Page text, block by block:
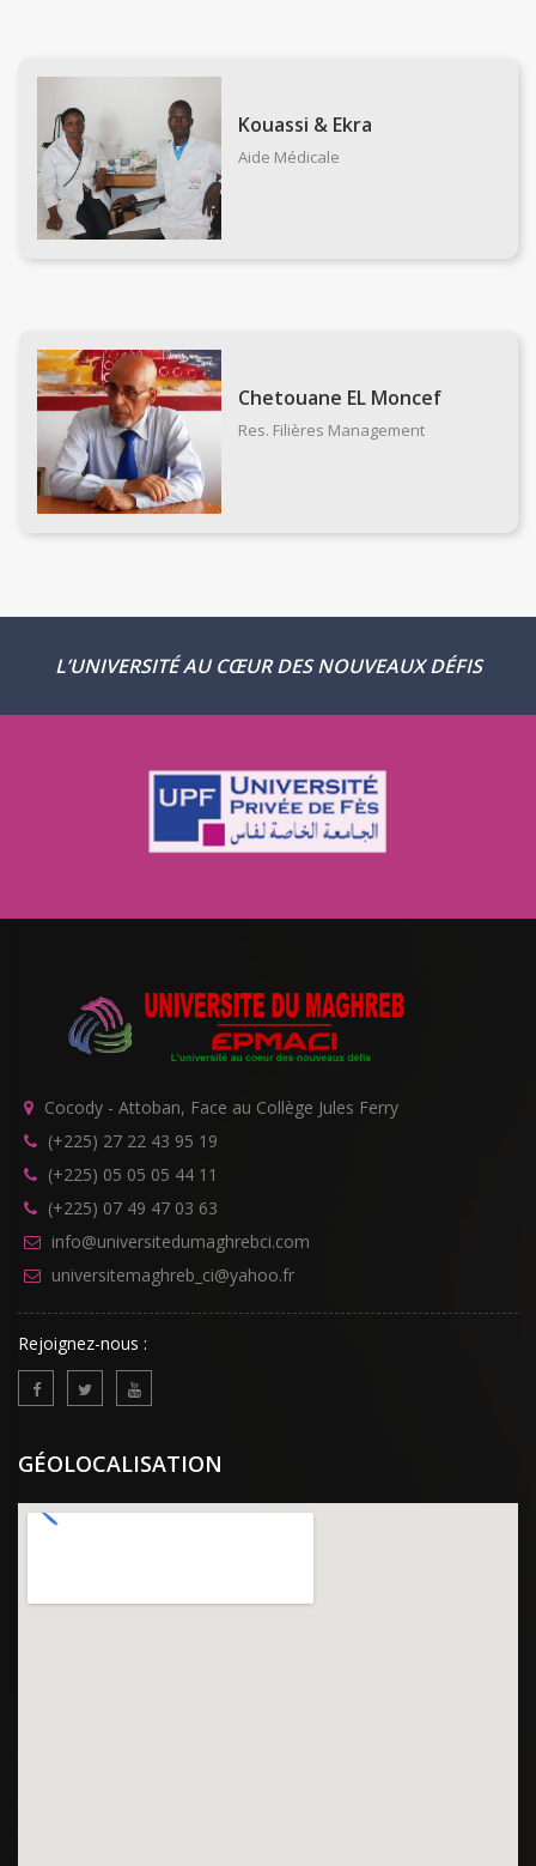
Kouassi & Ekra
Aide Médicale
Chetouane EL Moncef
Res. Filières Management
L’UNIVERSITÉ AU CŒUR DES NOUVEAUX DÉFIS
Cocody - Attoban, Face au Collège Jules Ferry
(+225) 27 22 43 95 19
(+225) 05 05 05 44 11
(+225) 07 49 47 03 63
info@universitedumaghrebci.com
universitemaghreb_ci@yahoo.fr
Rejoignez-nous :
GÉOLOCALISATION